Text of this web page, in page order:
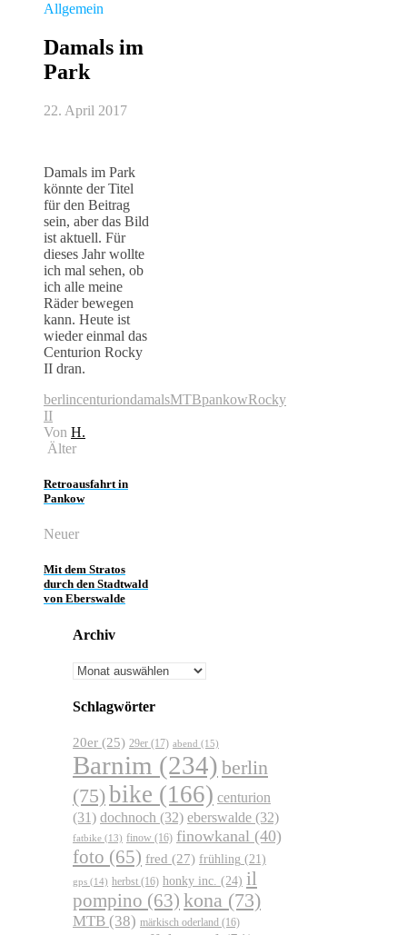
Allgemein
Damals im
Park
22. April 2017
Damals im Park
könnte der Titel
für den Beitrag
sein, aber das Bild
ist aktuell. Für
dieses Jahr wollte
ich mal sehen, ob
ich alle meine
Räder bewegen
kann. Heute ist
wieder einmal das
Centurion Rocky
II dran.
berlincenturiondamalsMTBpankowRocky
II
Von H.
Älter
Retroausfahrt in
Pankow
Neuer
Mit dem Stratos
durch den Stadtwald
von Eberswalde
Archiv
Archiv
Schlagwörter
20er (25) 29er (17) abend (15)
Barnim (234) berlin
(75)bike (166) centurion
(31) dochnoch (32) eberswalde (32)
fatbike (13) finow (16) finowkanal (40)
foto (65) fred (27) frühling (21)
gps (14) herbst (16) honky inc. (24) il
pompino (63) kona (73)
MTB (38) märkisch oderland (16)